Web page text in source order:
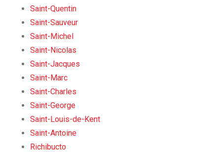
Saint-Quentin
Saint-Sauveur
Saint-Michel
Saint-Nicolas
Saint-Jacques
Saint-Marc
Saint-Charles
Saint-George
Saint-Louis-de-Kent
Saint-Antoine
Richibucto